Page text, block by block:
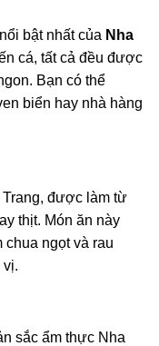
bật nhất của Nha
cá, tất cả đều được
Bạn có thể
biển hay nhà hàng
được làm từ
thịt. Món ăn này
ngọt và rau
sắc ẩm thực Nha